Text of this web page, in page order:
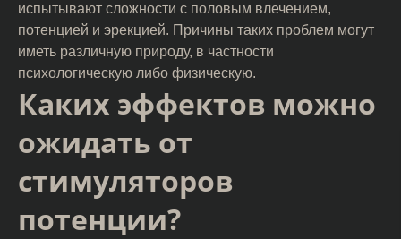
испытывают сложности с половым влечением,
потенцией и эрекцией. Причины таких проблем могут
иметь различную природу, в частности
психологическую либо физическую.
Каких эффектов можно
ожидать от
стимуляторов
потенции?